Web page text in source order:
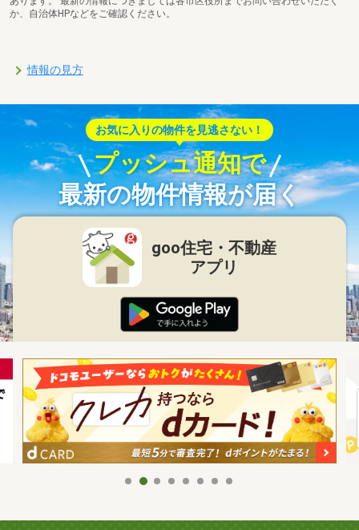
か、自治体HPなどをご確認ください。
情報の見方
お気に入りの物件を見逃さない！
プッシュ通知で
最新の物件情報が届く
goo住宅・不動産
アプリ